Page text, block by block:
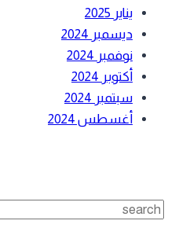
يناير 2025
ديسمبر 2024
نوفمبر 2024
أكتوبر 2024
سبتمبر 2024
أغسطس 2024
Search